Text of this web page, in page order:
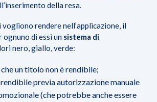
della resa.
rendere nell’applicazione, il
di essi un sistema di
nero, giallo, verde:
un titolo non è rendibile;
rendibile previa autorizzazione manuale
(che potrebbe anche essere